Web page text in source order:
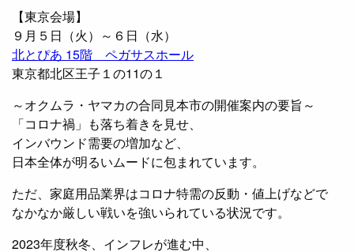
【東京会場】
９月５日（火）～６日（水）
北とぴあ 15階 ペガサスホール
東京都北区王子１の11の１
～オクムラ・ヤマカの合同見本市の開催案内の要旨～
「コロナ禍」も落ち着きを見せ、
インバウンド需要の増加など、
日本全体が明るいムードに包まれています。
ただ、家庭用品業界はコロナ特需の反動・値上げなどで
なかなか厳しい戦いを強いられている状況です。
2023年度秋冬、インフレが進む中、